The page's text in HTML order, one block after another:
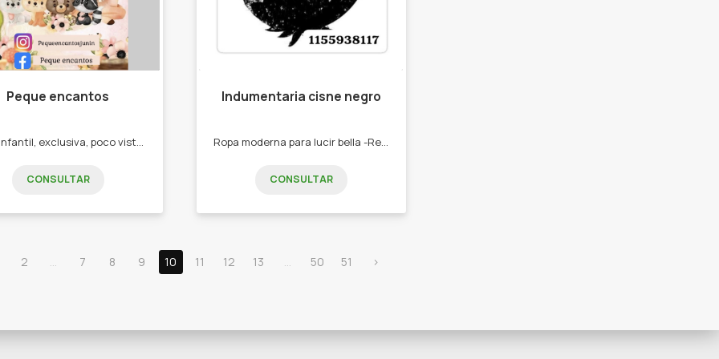
Peque encantos
Ropa infantil, exclusiva, poco vista en Junín, de primera calidad -Conjuntos trío -Monitos -Tops -Vestidos -Conjuntos shorts y remeras
CONSULTAR
Indumentaria cisne negro
Ropa moderna para lucir bella -Remeras -Shorts -Jeans -Bikinis -Accesorios de invierno.
CONSULTAR
2 7 8 9 10 11 12 13 50 51 ›